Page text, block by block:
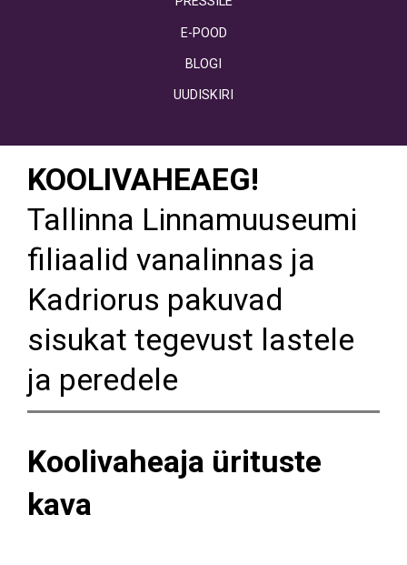
E-POOD
BLOGI
UUDISKIRI
KOOLIVAHEAEG!
Tallinna Linnamuuseumi
filiaalid vanalinnas ja
Kadriorus pakuvad
sisukat tegevust lastele
ja peredele
Koolivaheaja ürituste
kava